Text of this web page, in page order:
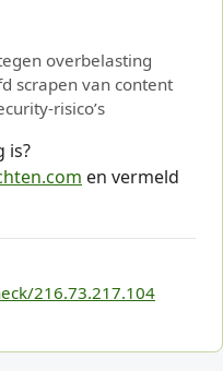
overbelasting
scrapen van content
risico’s
is?
en vermeld
216.73.217.104